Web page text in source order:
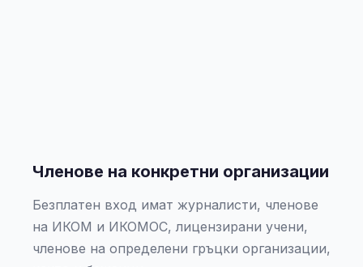
Членове на конкретни организации
Безплатен вход имат журналисти, членове
на ИКОМ и ИКОМОС, лицензирани учени,
членове на определени гръцки организации,